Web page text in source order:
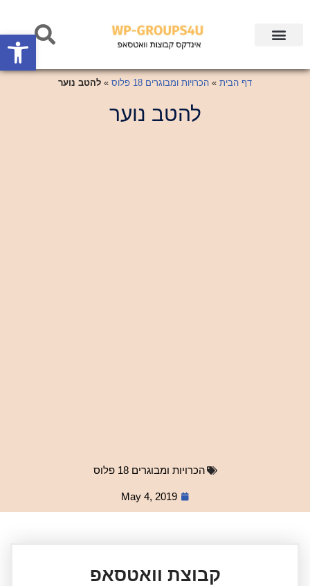
Skip
content
דף הבית » הכרויות ומבוגרים 18 פלוס » להטב נוער
להטב נוער
הכרויות ומבוגרים 18 פלוס
May 4, 2019
קבוצת וואטסאפ